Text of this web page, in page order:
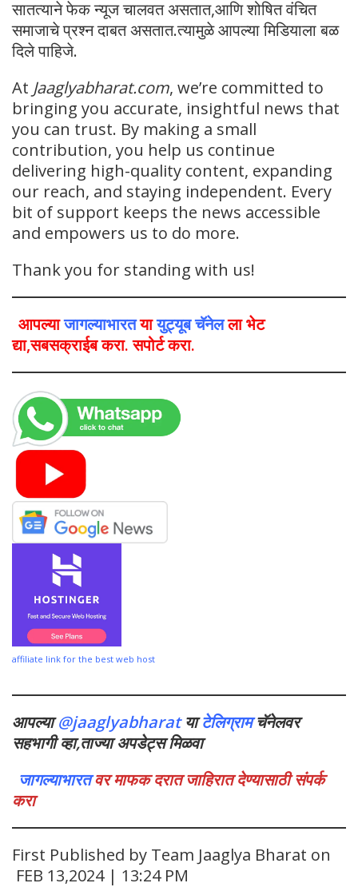
सातत्याने फेक न्यूज चालवत असतात,आणि शोषित वंचित
समाजाचे प्रश्न दाबत असतात.त्यामुळे आपल्या मिडियाला बळ
दिले पाहिजे.
At Jaaglyabharat.com, we’re committed to
bringing you accurate, insightful news that
you can trust. By making a small
contribution, you help us continue
delivering high-quality content, expanding
our reach, and staying independent. Every
bit of support keeps the news accessible
and empowers us to do more.
Thank you for standing with us!
आपल्याजागल्याभारतयायुट्यूब चॅनेलला भेट
द्या,सबसक्राईब करा. सपोर्ट करा.
affiliate link for the best web host
आपल्या@jaaglyabharatयाटेलिग्रामचॅनेलवर
सहभागी व्हा,ताज्या अपडेट्स मिळवा
जागल्याभारतवर माफक दरात जाहिरात देण्यासाठी संपर्क
करा
First Published by Team Jaaglya Bharat on
FEB 13,2024 | 13:24 PM